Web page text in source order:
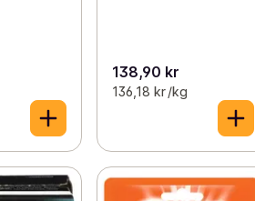
138,90 kr
136,18 kr /kg